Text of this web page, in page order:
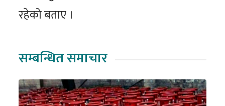
रहेको बताए ।
सम्बन्धित समाचार